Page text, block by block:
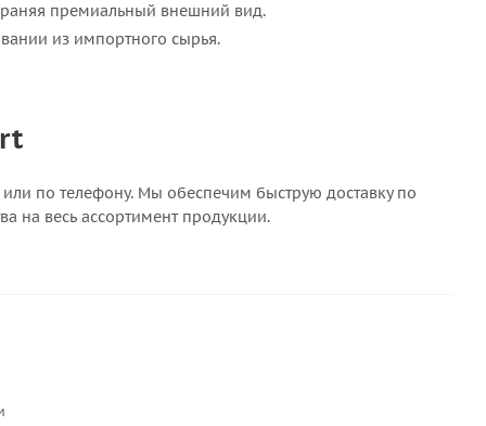
премиальный внешний вид.
из импортного сырья.
по телефону. Мы обеспечим быструю доставку по
на весь ассортимент продукции.